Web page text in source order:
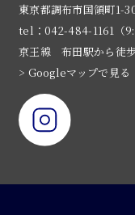
東京都調布市国領町1-
tel：042-484-1161（
京王線 布田駅から徒
> Googleマップで見る